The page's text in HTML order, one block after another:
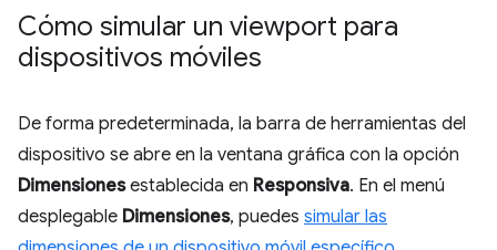
Cómo simular un viewport para
dispositivos móviles
De forma predeterminada, la barra de herramientas del
dispositivo se abre en la ventana gráfica con la opción
Dimensionesestablecida en Responsiva. En el menú
desplegable Dimensiones, puedes simular las